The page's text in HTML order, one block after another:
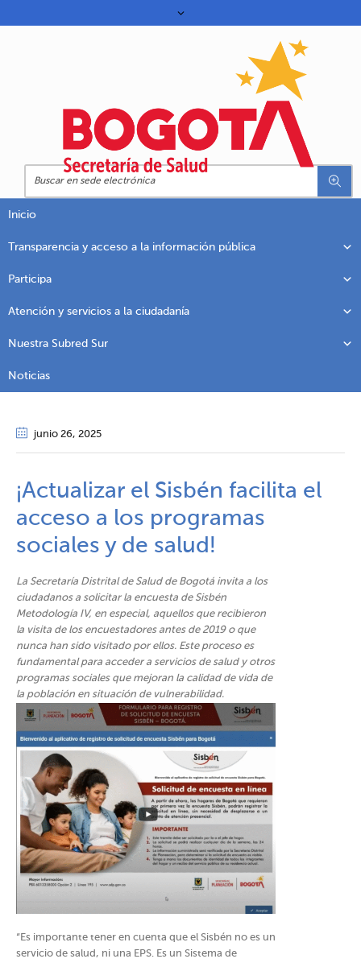
Inicio
Transparencia y acceso a la información pública
Participa
Atención y servicios a la ciudadanía
Nuestra Subred Sur
Noticias
junio 26, 2025
¡Actualizar el Sisbén facilita el
acceso a los programas
sociales y de salud!​​​​
La Secretaría Distrital de Salud de Bogotá invita a los
ciudadanos a solicitar la encuesta de Sisbén
Metodología IV, en especial, aquellos que recibieron
la visita de los encuestadores antes de 2019 o que
nunca han sido visitado por ellos. Este proceso es
fundamental para acceder a servicios de salud y otros
programas sociales que mejoran la calidad de vida de
la población en situación de vulnerabilidad.
“Es importante tener en cuenta que el Sisbén no es un
servicio de salud, ni una EPS. Es un Sistema de